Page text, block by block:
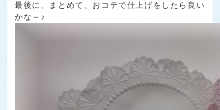
最後に、まとめて、おコテで仕上げをしたら良い
かな～♪